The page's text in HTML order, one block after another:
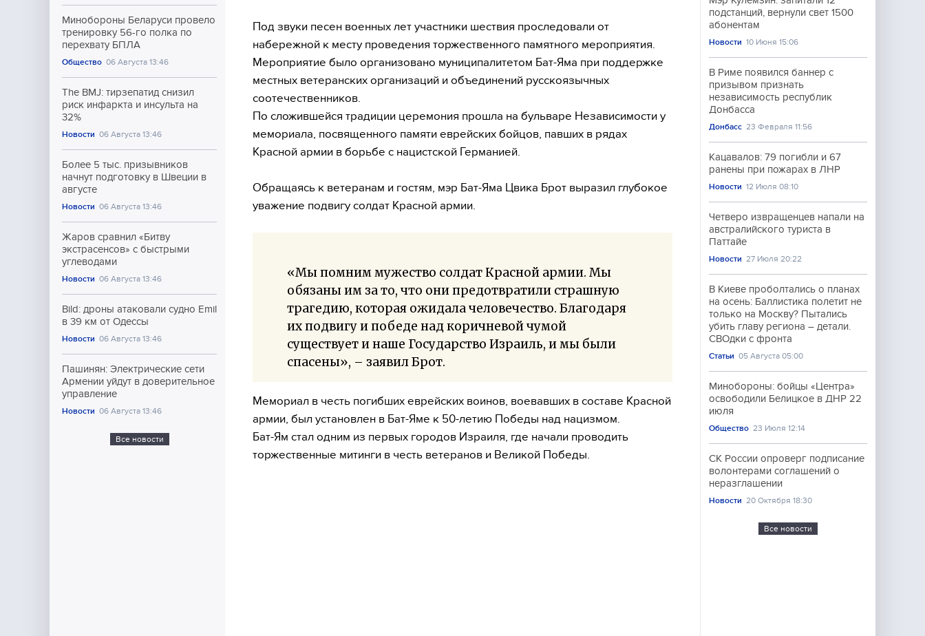
Минобороны Беларуси провело
тренировку 56-го полка по
перехвату БПЛА
Общество 06 Августа 13:46
The BMJ: тирзепатид снизил
риск инфаркта и инсульта на
32%
Новости 06 Августа 13:46
Более 5 тыс. призывников
начнут подготовку в Швеции в
августе
Новости 06 Августа 13:46
Жаров сравнил «Битву
экстрасенсов» с быстрыми
углеводами
Новости 06 Августа 13:46
Bild: дроны атаковали судно Emil
в 39 км от Одессы
Новости 06 Августа 13:46
Пашинян: Электрические сети
Армении уйдут в доверительное
управление
Новости 06 Августа 13:46
Все новости
Под звуки песен военных лет участники шествия проследовали от
набережной к месту проведения торжественного памятного мероприятия.
Мероприятие было организовано муниципалитетом Бат-Яма при поддержке
местных ветеранских организаций и объединений русскоязычных
соотечественников.
По сложившейся традиции церемония прошла на бульваре Независимости у
мемориала, посвященного памяти еврейских бойцов, павших в рядах
Красной армии в борьбе с нацистской Германией.
Обращаясь к ветеранам и гостям, мэр Бат-Яма Цвика Брот выразил глубокое
уважение подвигу солдат Красной армии.
«Мы помним мужество солдат Красной армии. Мы
обязаны им за то, что они предотвратили страшную
трагедию, которая ожидала человечество. Благодаря
их подвигу и победе над коричневой чумой
существует и наше Государство Израиль, и мы были
спасены», – заявил Брот.
Мемориал в честь погибших еврейских воинов, воевавших в составе Красной
армии, был установлен в Бат-Яме к 50-летию Победы над нацизмом.
Бат-Ям стал одним из первых городов Израиля, где начали проводить
торжественные митинги в честь ветеранов и Великой Победы.
подстанций, вернули свет 1500
абонентам
Новости 10 Июня 15:06
В Риме появился баннер с
призывом признать
независимость республик
Донбасса
Донбасс 23 Февраля 11:56
Кацавалов: 79 погибли и 67
ранены при пожарах в ЛНР
Новости 12 Июля 08:10
Четверо извращенцев напали на
австралийского туриста в
Паттайе
Новости 27 Июля 20:22
В Киеве проболтались о планах
на осень: Баллистика полетит не
только на Москву? Пытались
убить главу региона – детали.
СВОдки с фронта
Статьи 05 Августа 05:00
Минобороны: бойцы «Центра»
освободили Белицкое в ДНР 22
июля
Общество 23 Июля 12:14
СК России опроверг подписание
волонтерами соглашений о
неразглашении
Новости 20 Октября 18:30
Все новости